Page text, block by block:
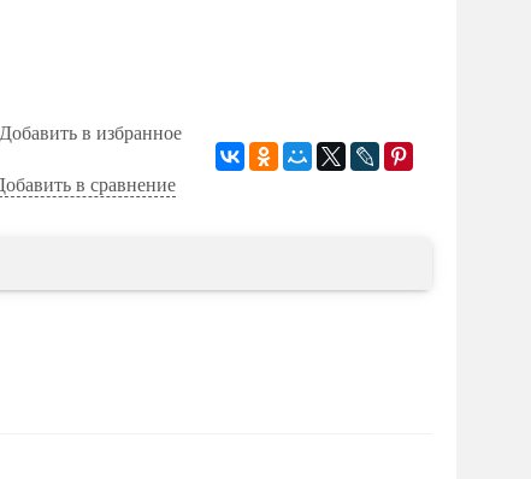
Добавить в избранное
в сравнение